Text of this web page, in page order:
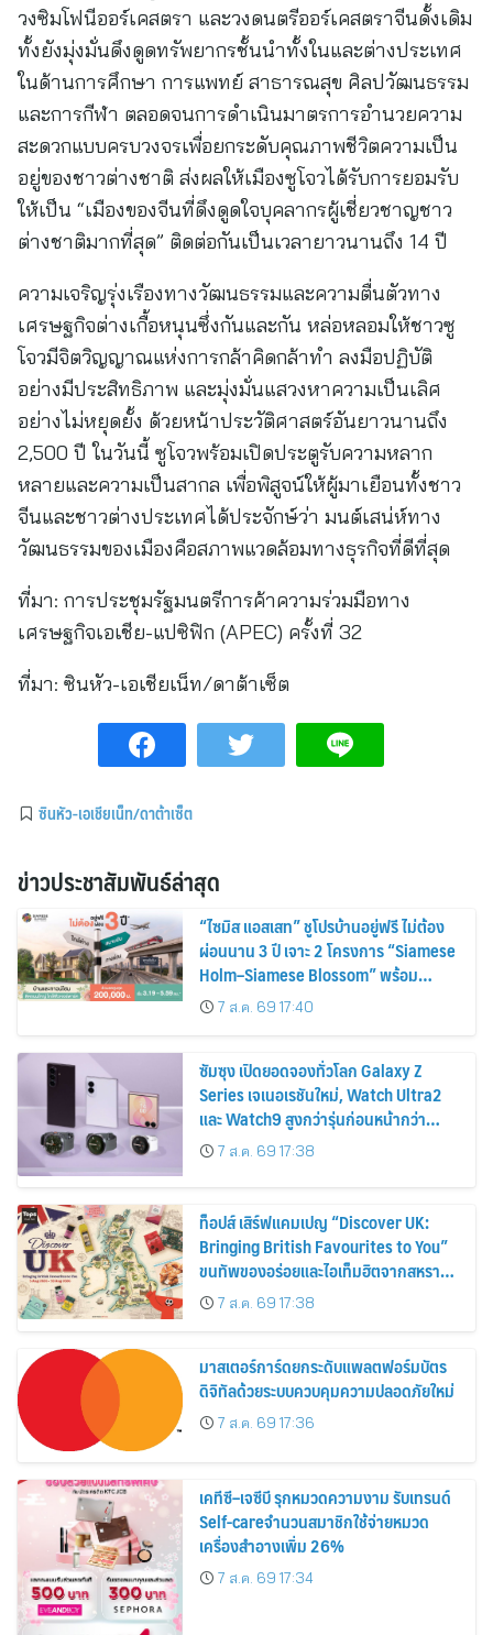
วงซิมโฟนีออร์เคสตรา และวงดนตรีออร์เคสตราจีนดั้งเดิม
ทั้งยังมุ่งมั่นดึงดูดทรัพยากรชั้นนำทั้งในและต่างประเทศ
ในด้านการศึกษา การแพทย์ สาธารณสุข ศิลปวัฒนธรรม
และการกีฬา ตลอดจนการดำเนินมาตรการอำนวยความ
สะดวกแบบครบวงจรเพื่อยกระดับคุณภาพชีวิตความเป็น
อยู่ของชาวต่างชาติ ส่งผลให้เมืองซูโจวได้รับการยอมรับ
ให้เป็น “เมืองของจีนที่ดึงดูดใจบุคลากรผู้เชี่ยวชาญชาว
ต่างชาติมากที่สุด” ติดต่อกันเป็นเวลายาวนานถึง 14 ปี
ความเจริญรุ่งเรืองทางวัฒนธรรมและความตื่นตัวทาง
เศรษฐกิจต่างเกื้อหนุนซึ่งกันและกัน หล่อหลอมให้ชาวซู
โจวมีจิตวิญญาณแห่งการกล้าคิดกล้าทำ ลงมือปฏิบัติ
อย่างมีประสิทธิภาพ และมุ่งมั่นแสวงหาความเป็นเลิศ
อย่างไม่หยุดยั้ง ด้วยหน้าประวัติศาสตร์อันยาวนานถึง
2,500 ปี ในวันนี้ ซูโจวพร้อมเปิดประตูรับความหลาก
หลายและความเป็นสากล เพื่อพิสูจน์ให้ผู้มาเยือนทั้งชาว
จีนและชาวต่างประเทศได้ประจักษ์ว่า มนต์เสน่ห์ทาง
วัฒนธรรมของเมืองคือสภาพแวดล้อมทางธุรกิจที่ดีที่สุด
ที่มา: การประชุมรัฐมนตรีการค้าความร่วมมือทาง
เศรษฐกิจเอเชีย-แปซิฟิก (APEC) ครั้งที่ 32
ที่มา: ซินหัว-เอเชียเน็ท/ดาต้าเซ็ต
ซินหัว-เอเชียเน็ท/ดาต้าเซ็ต
ข่าวประชาสัมพันธ์ล่าสุด
“ไซมิส แอสเสท” ชูโปรบ้านอยู่ฟรี ไม่ต้อง
ผ่อนนาน 3 ปี เจาะ 2 โครงการ “Siamese
Holm–Siamese Blossom” พร้อม
ส่วนลดและสิทธิพิเศษถึง 31 สิงหาคม
2569
7 ส.ค. 69 17:40
ซัมซุง เปิดยอดจองทั่วโลก Galaxy Z
Series เจเนอเรชันใหม่, Watch Ultra2
และ Watch9 สูงกว่ารุ่นก่อนหน้ากว่า
30%7 ส.ค. 69 17:38
ท็อปส์ เสิร์ฟแคมเปญ “Discover UK:
Bringing British Favourites to You”
ขนทัพของอร่อยและไอเท็มฮิตจากสหราช
อาณาจักร ส่งตรงถึงมือตั้งแต่วันนี้ – 18
สิงหาคมนี้
7 ส.ค. 69 17:38
มาสเตอร์การ์ดยกระดับแพลตฟอร์มบัตร
ดิจิทัลด้วยระบบควบคุมความปลอดภัยใหม่
7 ส.ค. 69 17:36
เคทีซี–เจซีบี รุกหมวดความงาม รับเทรนด์
Self-careจำนวนสมาชิกใช้จ่ายหมวด
เครื่องสำอางเพิ่ม 26%
7 ส.ค. 69 17:34